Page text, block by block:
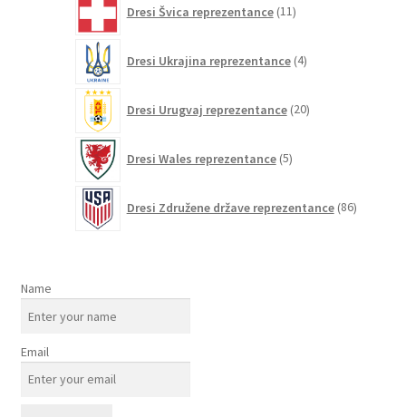
Dresi Švica reprezentance 11izdelkov
Dresi Ukrajina reprezentance 4izdelki
Dresi Urugvaj reprezentance 20izdelkov
Dresi Wales reprezentance 5izdelkov
Dresi Združene države reprezentance 86izdelkov
Name
Email